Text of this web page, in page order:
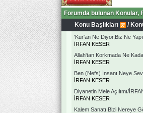
Forumda bulunan Konular,
Konu Başlıkları /
'Kur'an Ne Diyor,Biz Ne
İRFAN KESER
Allah'tan Korkmada Ne
İRFAN KESER
Ben (Nefs) İnsanı Neye
İRFAN KESER
Diyanetin Mele Açılımı/
İRFAN KESER
Kalem Sanatı Bizi Nereye